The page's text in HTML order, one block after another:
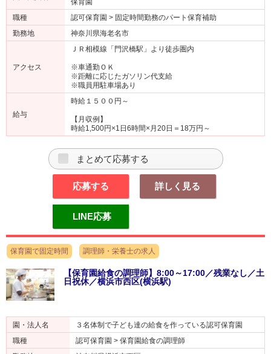
職種
認可保育園 > 固定時間勤務のパート保育補助
勤務地
神奈川県海老名市
アクセス
ＪＲ相模線「門沢橋駅」より徒歩圏内
※車通勤ＯＫ
※距離に応じたガソリン代支給
※職員用駐車場あり
給与
時給１５００円～
【月収例】
時給1,500円×1日6時間×月20日＝18万円～
まとめて応募する
応募する 詳しく見る
LINE応募
保育園で固定時間 調理師・栄養士の求人
【保育園給食の調理師】8:00～17:00／残業なし／土
日祝休／横浜市西区(横浜駅)
園・法人名
３名体制で子ども達の給食を作っている認可保育園
職種
認可保育園 > 保育園給食の調理師